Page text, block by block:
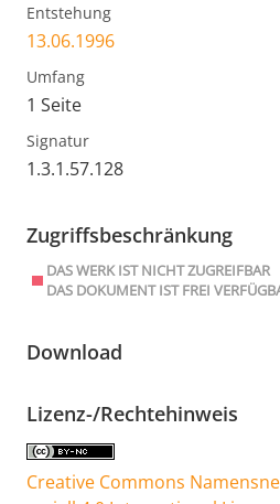
Entstehung
13.06.1996
Umfang
1 Seite
Signatur
1.3.1.57.128
Zugriffsbeschränkung
DAS WERK IST NICHT ZUGREIFBAR
DAS DOKUMENT IST FREI
Download
Lizenz-/Rechtehinweis
Creative Commons